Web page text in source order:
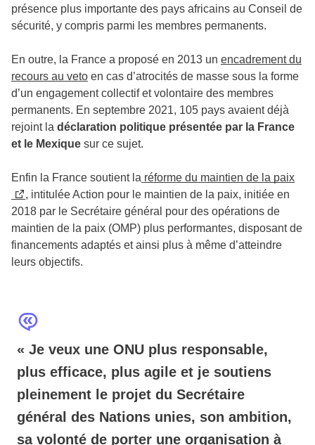
présence plus importante des pays africains au Conseil de
sécurité, y compris parmi les membres permanents.
En outre, la France a proposé en 2013 un encadrement du
recours au veto en cas d’atrocités de masse sous la forme
d’un engagement collectif et volontaire des membres
permanents. En septembre 2021, 105 pays avaient déjà
rejoint la déclaration politique présentée par la France
et le Mexique sur ce sujet.
Enfin la France soutient la réforme du maintien de la paix
, intitulée Action pour le maintien de la paix, initiée en
2018 par le Secrétaire général pour des opérations de
maintien de la paix (OMP) plus performantes, disposant de
financements adaptés et ainsi plus à même d’atteindre
leurs objectifs.
« Je veux une ONU plus responsable,
plus efficace, plus agile et je soutiens
pleinement le projet du Secrétaire
général des Nations unies, son ambition,
sa volonté de porter une organisation à